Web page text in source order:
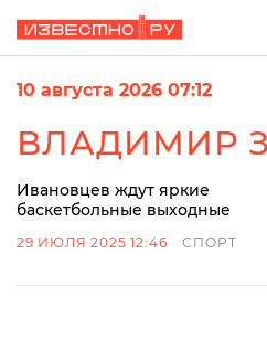
10 августа 2026 07:12
ВЛАДИМИР
Ивановцев ждут яркие
баскетбольные выходные
29 ИЮЛЯ 2025 12:46 СПОРТ